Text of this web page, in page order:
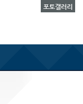
포토갤러리